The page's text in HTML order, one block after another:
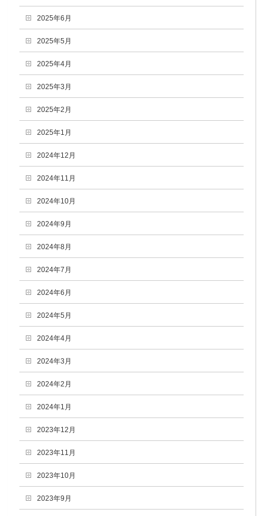
2025年6月
2025年5月
2025年4月
2025年3月
2025年2月
2025年1月
2024年12月
2024年11月
2024年10月
2024年9月
2024年8月
2024年7月
2024年6月
2024年5月
2024年4月
2024年3月
2024年2月
2024年1月
2023年12月
2023年11月
2023年10月
2023年9月